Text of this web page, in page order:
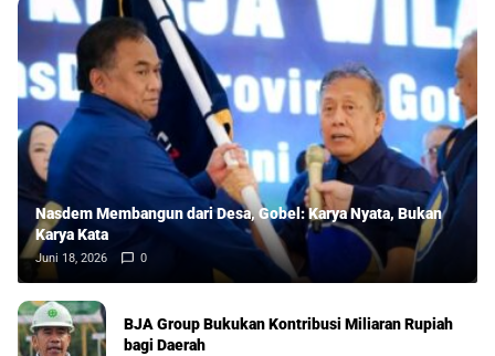
Nasdem Membangun dari Desa, Gobel: Karya Nyata, Bukan
Karya Kata
Juni 18, 2026 0
BJA Group Bukukan Kontribusi Miliaran Rupiah
bagi Daerah